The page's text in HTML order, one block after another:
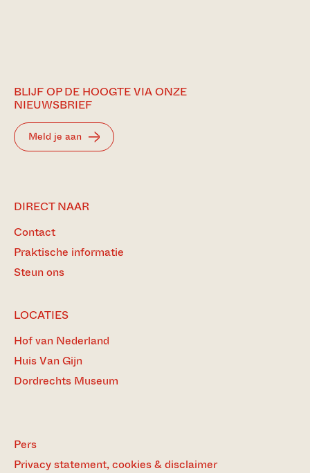
BLIJF OP DE HOOGTE VIA ONZE
NIEUWSBRIEF
Meld je aan
DIRECT NAAR
Contact
Praktische informatie
Steun ons
LOCATIES
Hof van Nederland
Huis Van Gijn
Dordrechts Museum
Pers
Privacy statement, cookies & disclaimer